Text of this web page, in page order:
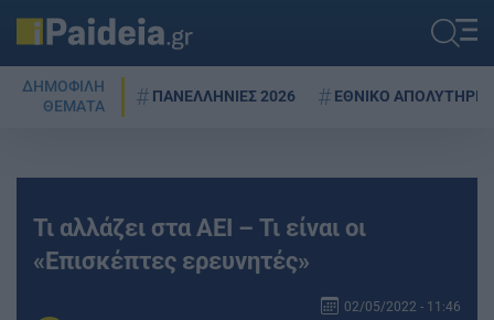
ΔΗΜΟΦΙΛΗ
ΘΕΜΑΤΑ
ΠΑΝΕΛΛΗΝΙΕΣ 2026 ΕΘΝΙΚΟ ΑΠΟΛΥΤΗΡΙΟ
Τι αλλάζει στα ΑΕΙ – Τι είναι οι
«Επισκέπτες ερευνητές»
02/05/2022 - 11:46